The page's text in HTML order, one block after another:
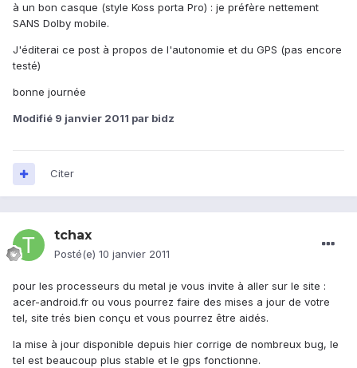
à un bon casque (style Koss porta Pro) : je préfère nettement
SANS Dolby mobile.
J'éditerai ce post à propos de l'autonomie et du GPS (pas encore
testé)
bonne journée
Modifié 9 janvier 2011 par bidz
Citer
tchax
Posté(e) 10 janvier 2011
pour les processeurs du metal je vous invite à aller sur le site :
acer-android.fr ou vous pourrez faire des mises a jour de votre
tel, site trés bien conçu et vous pourrez être aidés.
la mise à jour disponible depuis hier corrige de nombreux bug, le
tel est beaucoup plus stable et le gps fonctionne.